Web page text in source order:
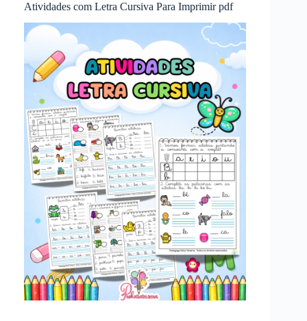
Atividades com Letra Cursiva Para Imprimir pdf